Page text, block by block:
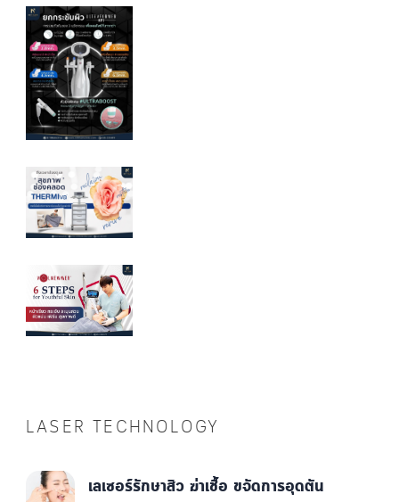
LASER TECHNOLOGY
เลเซอร์รักษาสิว ฆ่าเชื้อ ขจัดการอุดตัน